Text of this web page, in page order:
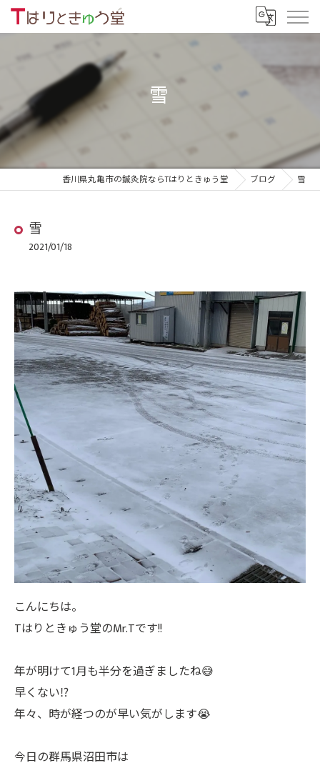
雪
香川県丸亀市の鍼灸院ならTはりときゅう堂 ブログ 雪
雪
2021/01/18
こんにちは。
Tはりときゅう堂のMr.Tです!!
年が明けて1月も半分を過ぎましたね😅
早くない⁉️
年々、時が経つのが早い気がします😭
今日の群馬県沼田市は